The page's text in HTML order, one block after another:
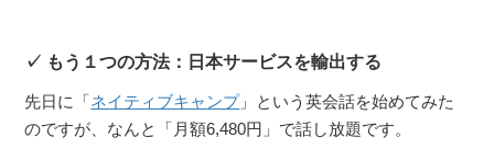
もう１つの方法：日本サービスを輸出する
先日に「ネイティブキャンプ」という英会話を始めてみた
のですが、なんと「月額6,480円」で話し放題です。